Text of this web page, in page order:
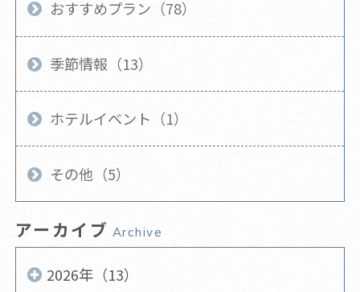
おすすめプラン（78）
季節情報（13）
ホテルイベント（1）
その他（5）
アーカイブ Archive
2026年（13）